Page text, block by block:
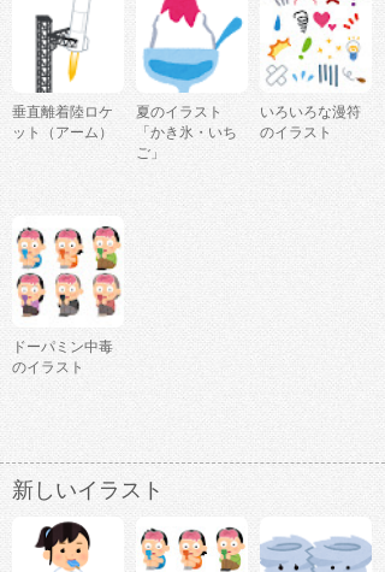
垂直離着陸ロケ
ット（アーム）
夏のイラスト
「かき氷・いち
ご」
いろいろな漫符
のイラスト
ドーパミン中毒
のイラスト
新しいイラスト